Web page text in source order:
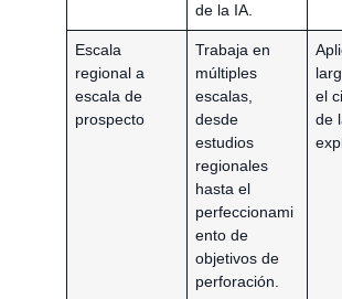
de la IA.
Escala
regional a
escala de
prospecto
Trabaja en
múltiples
escalas,
desde
estudios
regionales
hasta el
perfeccionami
ento de
objetivos de
perforación.
el
de